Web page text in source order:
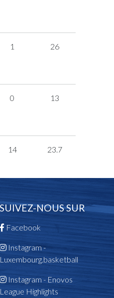
1 26
0 13
14 23.7
SUIVEZ-NOUS SUR
Facebook
Instagram -
Luxembourg.basketball
Instagram - Enovos
League Highlights